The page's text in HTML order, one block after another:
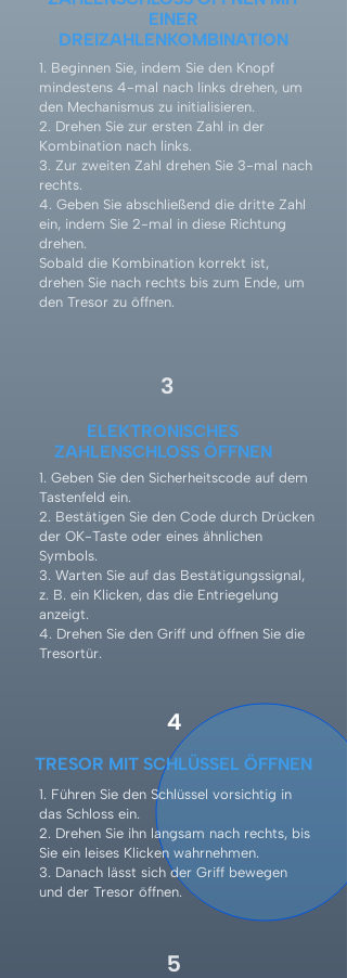
EINER
DREIZAHLENKOMBINATION
1. Beginnen Sie, indem Sie den Knopf
mindestens 4-mal nach links drehen, um
den Mechanismus zu initialisieren.
2. Drehen Sie zur ersten Zahl in der
Kombination nach links.
3. Zur zweiten Zahl drehen Sie 3-mal nach
rechts.
4. Geben Sie abschließend die dritte Zahl
ein, indem Sie 2-mal in diese Richtung
drehen.
Sobald die Kombination korrekt ist,
drehen Sie nach rechts bis zum Ende, um
den Tresor zu öffnen.
3
ELEKTRONISCHES
ZAHLENSCHLOSS ÖFFNEN
1. Geben Sie den Sicherheitscode auf dem
Tastenfeld ein.
2. Bestätigen Sie den Code durch Drücken
der OK-Taste oder eines ähnlichen
Symbols.
3. Warten Sie auf das Bestätigungssignal,
z. B. ein Klicken, das die Entriegelung
anzeigt.
4. Drehen Sie den Griff und öffnen Sie die
Tresortür.
4
TRESOR MIT SCHLÜSSEL ÖFFNEN
1. Führen Sie den Schlüssel vorsichtig in
das Schloss ein.
2. Drehen Sie ihn langsam nach rechts, bis
Sie ein leises Klicken wahrnehmen.
3. Danach lässt sich der Griff bewegen
und der Tresor öffnen.
5